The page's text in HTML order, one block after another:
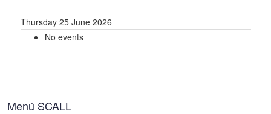
Thursday 25 June 2026
No events
Menú SCALL